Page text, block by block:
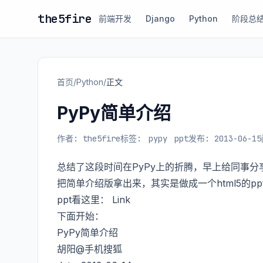
the5fire 前端开发 Django Python 阶段总
首页/Python/正文
PyPy简单介绍
作者: the5fire标签: pypy ppt发布: 2013-06-15
总结了这段时间在PyPy上的折腾，早上给同事
把简单介绍版拿出来，其实是做成一个html5的
ppt看这里： Link
下面开始：
PyPy简单介绍
胡阳@手机搜狐